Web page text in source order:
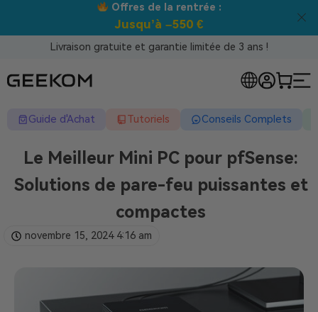
Offres de la rentrée :
Jusqu’à –550 €
Livraison gratuite et garantie limitée de 3 ans !
Guide d'Achat Tutoriels Conseils Complets
Le Meilleur Mini PC pour pfSense:
Solutions de pare-feu puissantes et
compactes
novembre 15, 2024 4:16 am